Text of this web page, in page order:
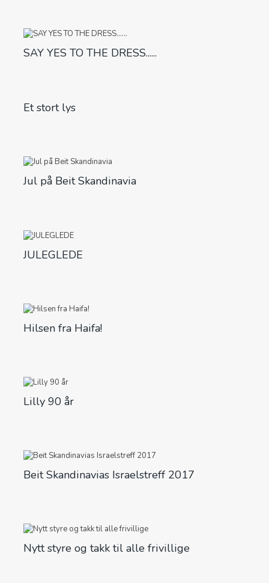
SAY YES TO THE DRESS......
Et stort lys
Jul på Beit Skandinavia
JULEGLEDE
Hilsen fra Haifa!
Lilly 90 år
Beit Skandinavias Israelstreff 2017
Nytt styre og takk til alle frivillige